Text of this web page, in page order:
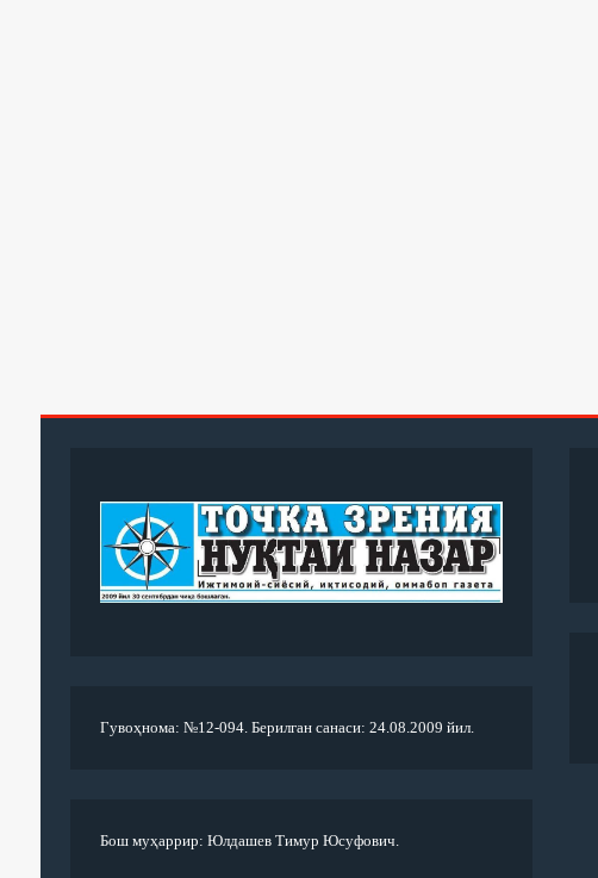
Гувоҳнома: №12-094. Берилган санаси: 24.08.2009 йил.
Бош муҳаррир: Юлдашев Тимур Юсуфович.